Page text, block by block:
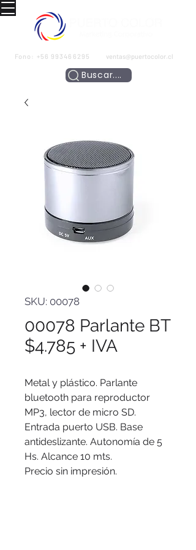
Fono: +56 993466295 ventas@puertocolor.cl
Buscar....
SKU: 00078
00078 Parlante BT
$4.785 + IVA
Metal y plástico. Parlante
bluetooth para reproductor
MP3, lector de micro SD.
Entrada puerto USB. Base
antideslizante. Autonomía de 5
Hs. Alcance 10 mts.
Precio sin impresión.